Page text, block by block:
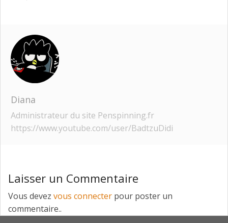
Diana
Administrateur du site Penspinning.fr
https://www.youtube.com/user/BadtzuDidi
Laisser un Commentaire
Vous devez vous connecter pour poster un
commentaire..